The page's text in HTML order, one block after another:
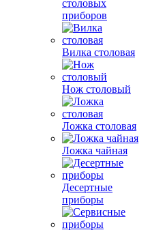
столовых
приборов
Вилка столовая
Нож столовый
Ложка столовая
Ложка чайная
Десертные
приборы